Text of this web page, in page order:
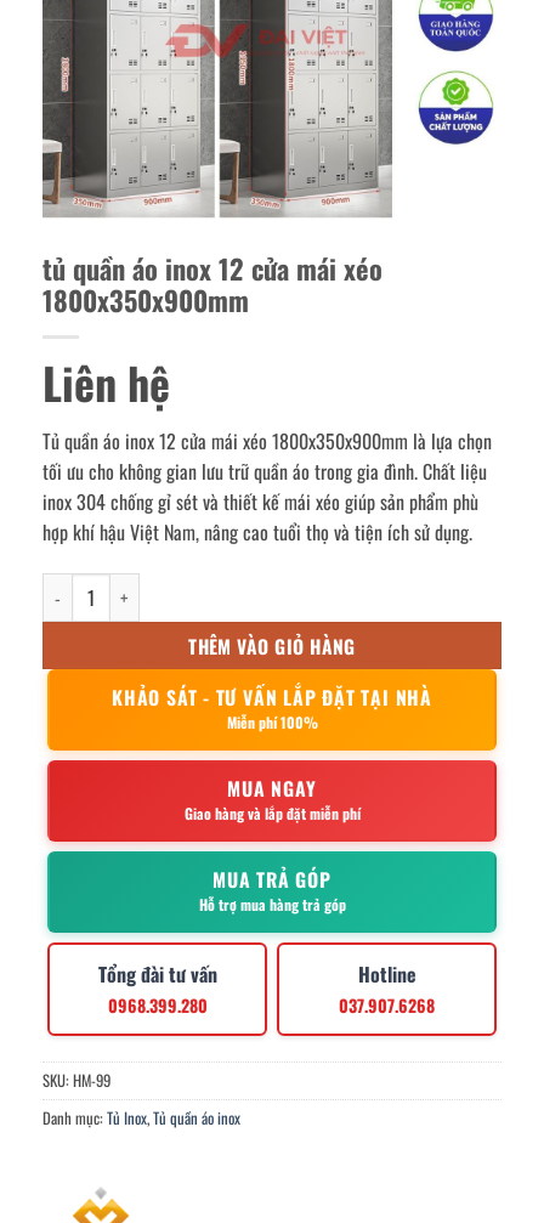
tủ quần áo inox 12 cửa mái xéo
1800x350x900mm
Liên hệ
Tủ quần áo inox 12 cửa mái xéo 1800x350x900mm là lựa chọn
tối ưu cho không gian lưu trữ quần áo trong gia đình. Chất liệu
inox 304 chống gỉ sét và thiết kế mái xéo giúp sản phẩm phù
hợp khí hậu Việt Nam, nâng cao tuổi thọ và tiện ích sử dụng.
tủ quần áo inox 12 cửa mái xéo 1800x350x900mm số lượng
THÊM VÀO GIỎ HÀNG
KHẢO SÁT - TƯ VẤN LẮP ĐẶT TẠI NHÀ
Miễn phí 100%
MUA NGAY
Giao hàng và lắp đặt miễn phí
MUA TRẢ GÓP
Hỗ trợ mua hàng trả góp
Tổng đài tư vấn
0968.399.280
Hotline
037.907.6268
SKU: HM-99
Danh mục: Tủ Inox,Tủ quần áo inox